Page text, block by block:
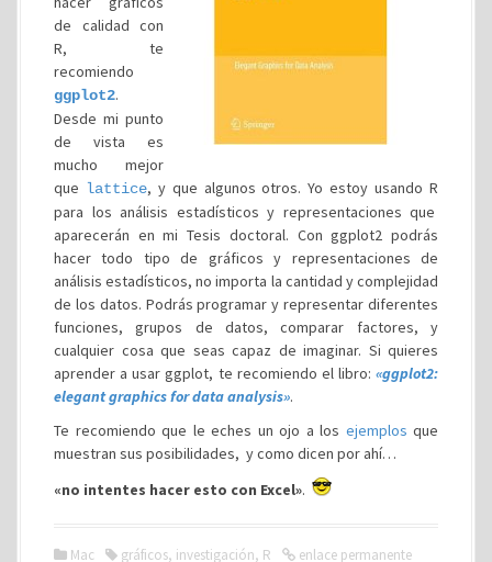
de calidad con
R, te
recomiendo
ggplot2.
Desde mi punto
de vista es
mucho mejor
que lattice, y que algunos otros. Yo estoy usando R
para los análisis estadísticos y representaciones que
aparecerán en mi Tesis doctoral. Con ggplot2 podrás
hacer todo tipo de gráficos y representaciones de
análisis estadísticos, no importa la cantidad y complejidad
de los datos. Podrás programar y representar diferentes
funciones, grupos de datos, comparar factores, y
cualquier cosa que seas capaz de imaginar. Si quieres
aprender a usar ggplot, te recomiendo el libro: «ggplot2:
elegant graphics for data analysis».
Te recomiendo que le eches un ojo a los ejemplos que
muestran sus posibilidades, y como dicen por ahí…
«no intentes hacer esto con Excel».
Mac gráficos, investigación, R enlace permanente